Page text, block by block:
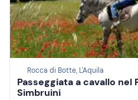
Rocca di Botte, L'Aquila
Passeggiata a cavallo nel
Simbruini